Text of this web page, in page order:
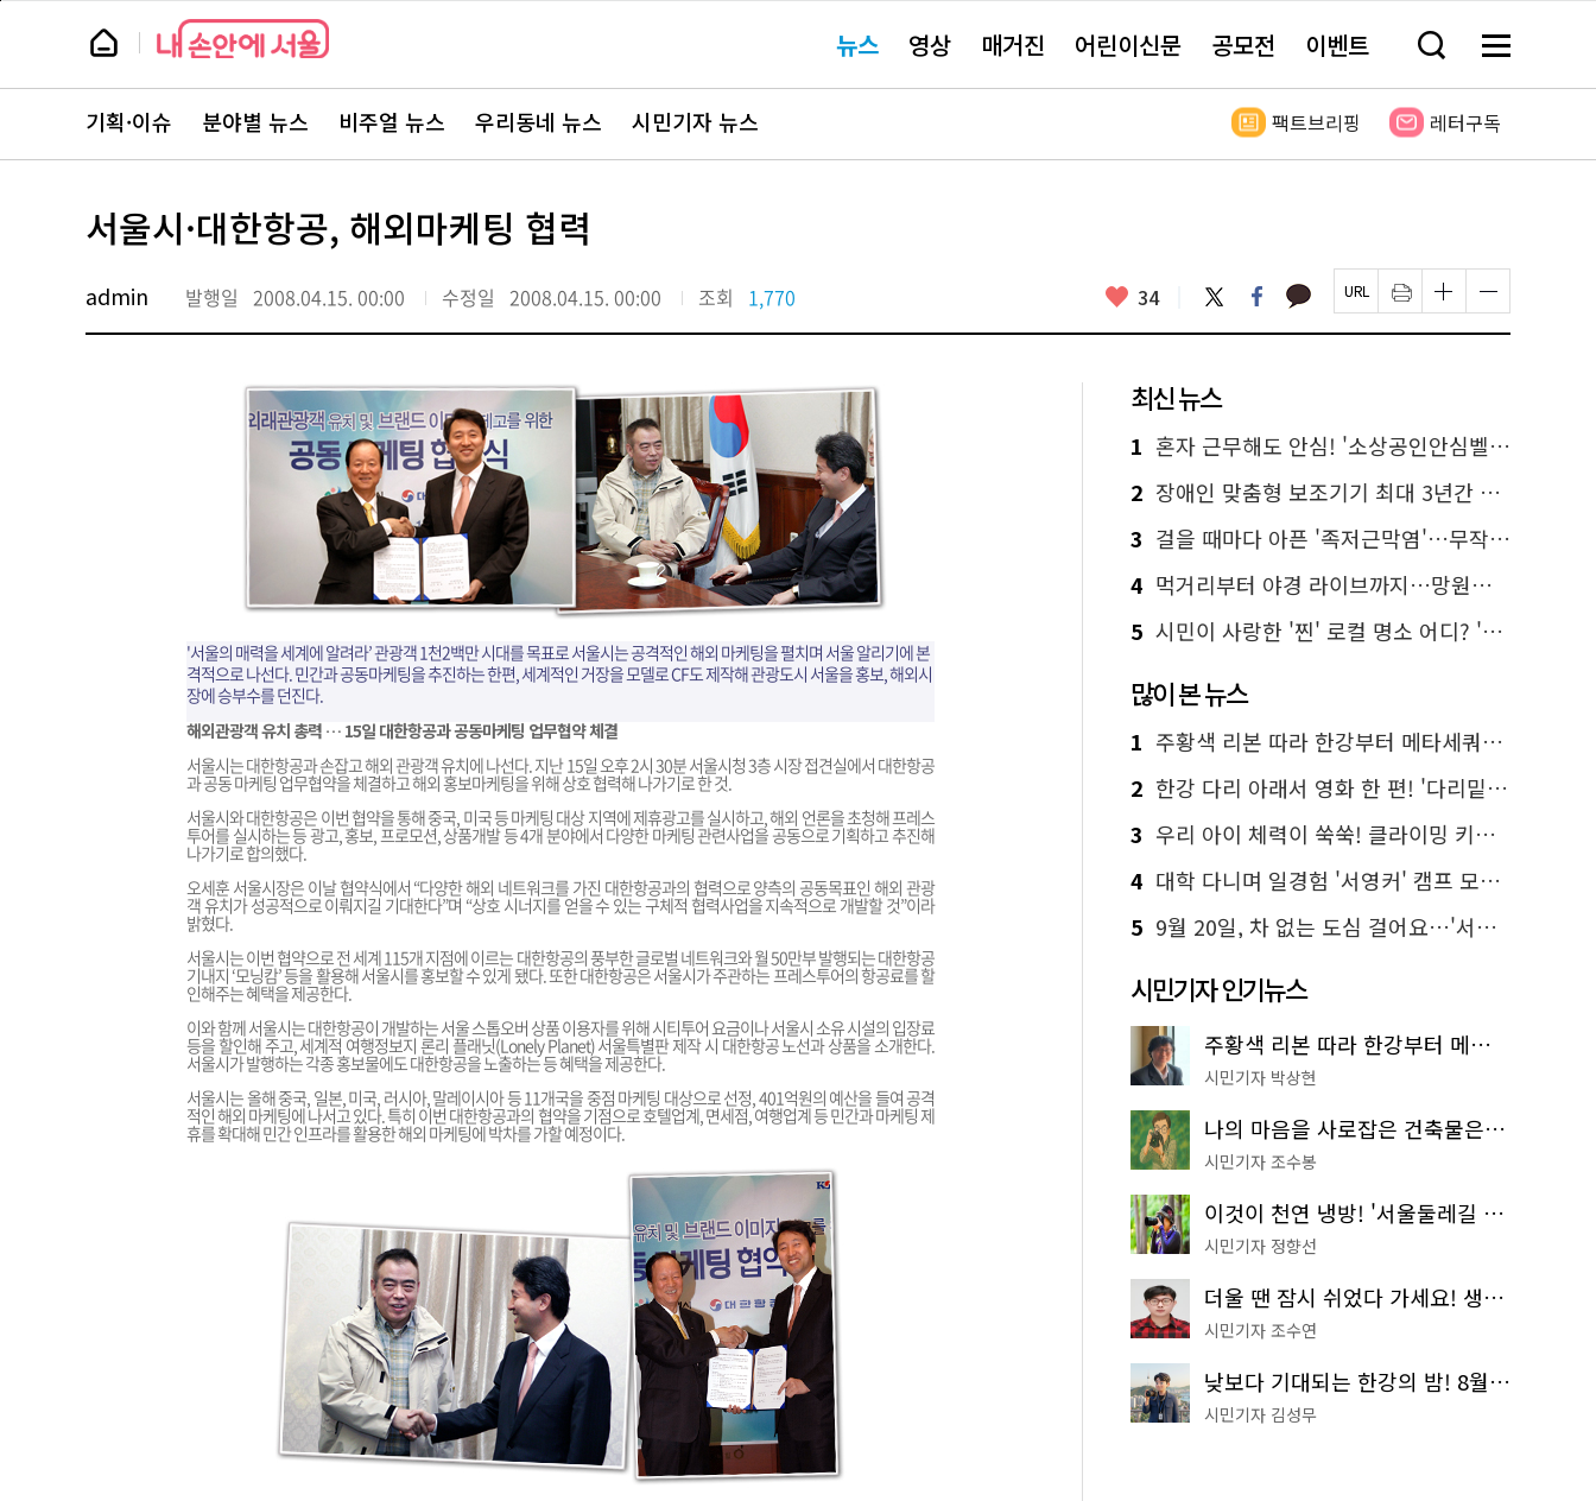
본
뉴
스 요뉴스 영상 매거진 어린이신문 공모전 이벤트 검
창
기
메
전
보
뉴
스
주
서
바
로
기획·이슈 분야별 뉴스 비주얼 뉴스 우리동네 뉴스 시민기자 뉴스 팩트브리핑 레터구독
서울시·대한항공, 해외마케팅 협력
admin 발행일 2008.04.15. 00:00 수정일 2008.04.15. 00:00 조회 1,770 좋
요
34 트
위
터
페
이
스
카
카 페
이
지
인
쇄
하
글
자
크
하
기
글
자
크
하
기
'서울의 매력을 세계에 알려라’ 관광객 1천2백만 시대를 목표로 서울시는 공격적인 해외 마케팅을 펼치며 서울 알리기에 본
격적으로 나선다. 민간과 공동마케팅을 추진하는 한편, 세계적인 거장을 모델로 CF도 제작해 관광도시 서울을 홍보, 해외시
장에 승부수를 던진다.
해외관광객 유치 총력 … 15일 대한항공과 공동마케팅 업무협약 체결
서울시는 대한항공과 손잡고 해외 관광객 유치에 나선다. 지난 15일 오후 2시 30분 서울시청 3층 시장 접견실에서 대한항공
과 공동 마케팅 업무협약을 체결하고 해외 홍보마케팅을 위해 상호 협력해 나가기로 한 것.
서울시와 대한항공은 이번 협약을 통해 중국, 미국 등 마케팅 대상 지역에 제휴광고를 실시하고, 해외 언론을 초청해 프레스
투어를 실시하는 등 광고, 홍보, 프로모션, 상품개발 등 4개 분야에서 다양한 마케팅 관련사업을 공동으로 기획하고 추진해
나가기로 합의했다.
오세훈 서울시장은 이날 협약식에서 “다양한 해외 네트워크를 가진 대한항공과의 협력으로 양측의 공동목표인 해외 관광
객 유치가 성공적으로 이뤄지길 기대한다”며 “상호 시너지를 얻을 수 있는 구체적 협력사업을 지속적으로 개발할 것”이라
밝혔다.
서울시는 이번 협약으로 전 세계 115개 지점에 이르는 대한항공의 풍부한 글로벌 네트워크와 월 50만부 발행되는 대한항공
기내지 ‘모닝캄’ 등을 활용해 서울시를 홍보할 수 있게 됐다. 또한 대한항공은 서울시가 주관하는 프레스투어의 항공료를 할
인해주는 혜택을 제공한다.
이와 함께 서울시는 대한항공이 개발하는 서울 스톱오버 상품 이용자를 위해 시티투어 요금이나 서울시 소유 시설의 입장료
등을 할인해 주고, 세계적 여행정보지 론리 플래닛(Lonely Planet) 서울특별판 제작 시 대한항공 노선과 상품을 소개한다.
서울시가 발행하는 각종 홍보물에도 대한항공을 노출하는 등 혜택을 제공한다.
서울시는 올해 중국, 일본, 미국, 러시아, 말레이시아 등 11개국을 중점 마케팅 대상으로 선정, 401억원의 예산을 들여 공격
적인 해외 마케팅에 나서고 있다. 특히 이번 대한항공과의 협약을 기점으로 호텔업계, 면세점, 여행업계 등 민간과 마케팅 제
휴를 확대해 민간 인프라를 활용한 해외 마케팅에 박차를 가할 예정이다.
최신 뉴스
1 혼자 근무해도 안심! '소상공인안심벨' 신청하세요
2 장애인 맞춤형 보조기기 최대 3년간 무상 대여…삶의 질 높인다
3 걸을 때마다 아픈 '족저근막염'…무작정 참지 말고 '이것' 해보세요!
4 먹거리부터 야경 라이브까지…망원한강공원 알짜 코스
5 시민이 사랑한 '찐' 로컬 명소 어디? '서울에디션25' 추천 코스
많이 본 뉴스
1 주황색 리본 따라 한강부터 메타세쿼이아 숲길까지…서울둘레길 15코스
2 한강 다리 아래서 영화 한 편! '다리밑 영화관' 무료 상영
3 우리 아이 체력이 쑥쑥! 클라이밍 키즈카페·어린이 체력장
4 대학 다니며 일경험 '서영커' 캠프 모집…전액 무료
5 9월 20일, 차 없는 도심 걸어요…'서울 걷자 페스티벌' 선착순 5천명
시민기자 인기뉴스
주황색 리본 따라 한강부터 메타세쿼이아 숲길까지…서울둘레길 15코스
시민기자 박상현
나의 마음을 사로잡은 건축물은? '서울시 건축상' 수상작 공개!
시민기자 조수봉
이것이 천연 냉방! '서울둘레길 9코스'로 숲속 피서 떠나볼까
시민기자 정향선
더울 땐 잠시 쉬었다 가세요! 생수 냉장고부터 해피소·무더위쉼터까지
시민기자 조수연
낮보다 기대되는 한강의 밤! 8월 한정 무료 '한강 밤핑' 예약은?
시민기자 김성무
페